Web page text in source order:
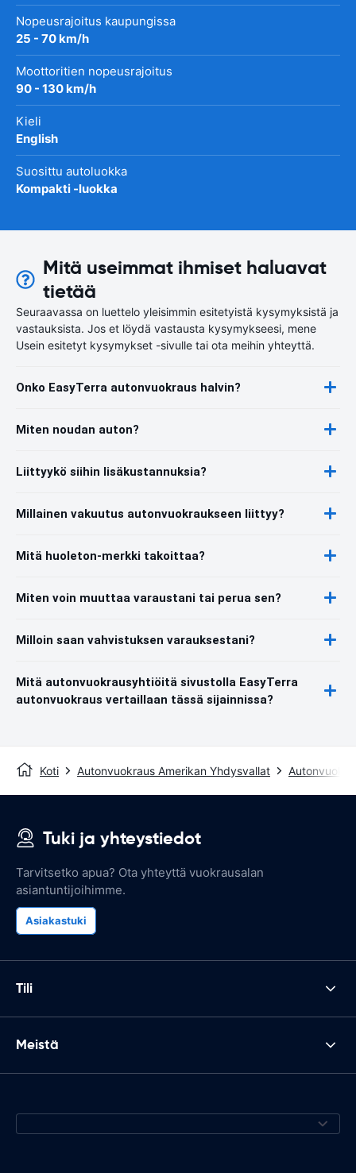
Nopeusrajoitus kaupungissa
25 - 70 km/h
Moottoritien nopeusrajoitus
90 - 130 km/h
Kieli
English
Suosittu autoluokka
Kompakti -luokka
Mitä useimmat ihmiset haluavat
tietää
Seuraavassa on luettelo yleisimmin esitetyistä kysymyksistä ja
vastauksista. Jos et löydä vastausta kysymykseesi, mene
Usein esitetyt kysymykset -sivulle tai ota meihin yhteyttä.
Onko EasyTerra autonvuokraus halvin?
Miten noudan auton?
Liittyykö siihin lisäkustannuksia?
Millainen vakuutus autonvuokraukseen liittyy?
Mitä huoleton-merkki takoittaa?
Miten voin muuttaa varaustani tai perua sen?
Milloin saan vahvistuksen varauksestani?
Mitä autonvuokrausyhtiöitä sivustolla EasyTerra
autonvuokraus vertaillaan tässä sijainnissa?
Koti Autonvuokraus Amerikan Yhdysvallat
Tuki ja yhteystiedot
Tarvitsetko apua? Ota yhteyttä vuokrausalan
asiantuntijoihimme.
Asiakastuki
Tili
Meistä